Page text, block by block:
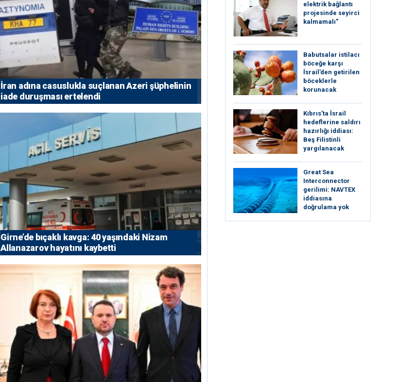
İran adına casuslukla suçlanan Azeri şüphelinin
iade duruşması ertelendi
Girne’de bıçaklı kavga: 40 yaşındaki Nizam
Allanazarov hayatını kaybetti
elektrik bağlantı
projesinde seyirci
kalmamalı”
Babutsalar istilacı
böceğe karşı
İsrail’den getirilen
böceklerle
korunacak
Kıbrıs’ta İsrail
hedeflerine saldırı
hazırlığı iddiası:
Beş Filistinli
yargılanacak
Great Sea
Interconnector
gerilimi: NAVTEX
iddiasına
doğrulama yok